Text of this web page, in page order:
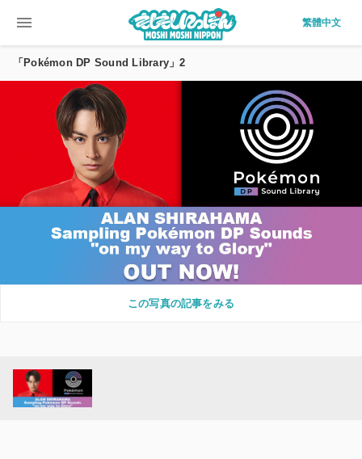
menu 繁體中文
「Pokémon DP Sound Library」2
この写真の記事をみる